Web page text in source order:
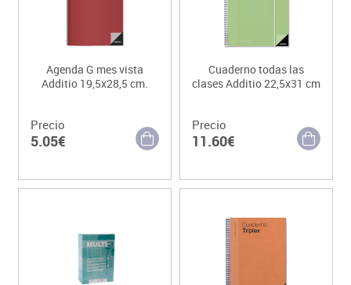
Agenda G mes vista
Additio 19,5x28,5 cm.
Precio
5.05€
Cuaderno todas las
clases Additio 22,5x31 cm
Precio
11.60€